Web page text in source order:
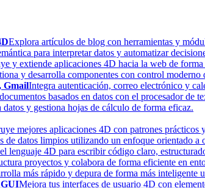
Explora artículos de blog con herramientas y
para interpretar datos y automatizar
y extiende aplicaciones 4D hacia la web de
y desarrolla componentes con control moderno
GmailIntegra autenticación, correo electrónico y
basados en datos con el procesador de
datos y gestiona hojas de cálculo de forma eficaz.
mejores aplicaciones 4D con patrones prácticos
de datos limpios utilizando un enfoque orientado a
lenguaje 4D para escribir código claro,
proyectos y colabora de forma eficiente en
más rápido y depura de forma más
Mejora tus interfaces de usuario 4D con